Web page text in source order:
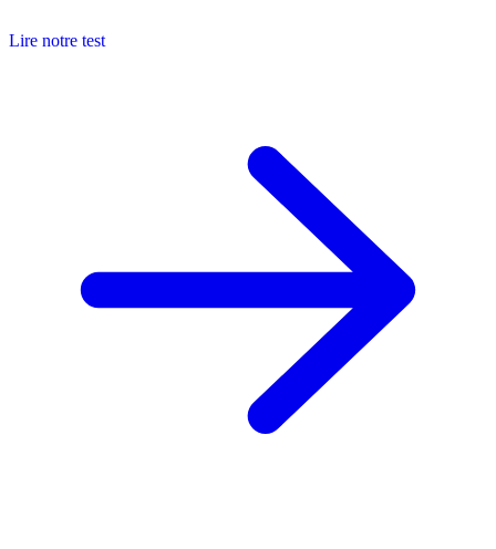
Lire notre test